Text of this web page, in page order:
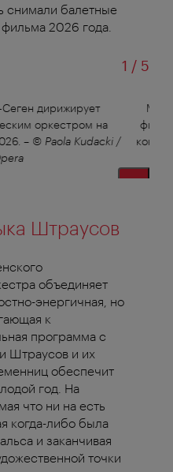
снимали балетные
2026 года.
1 /из
5
дирижирует
оркестром на
– © Paola Kudacki /
Штраусов
объединяет
энергичная, но
к
программа с
Штраусов и их
обеспечит
год. На
что ни на есть
когда-либо была
и заканчивая
точки